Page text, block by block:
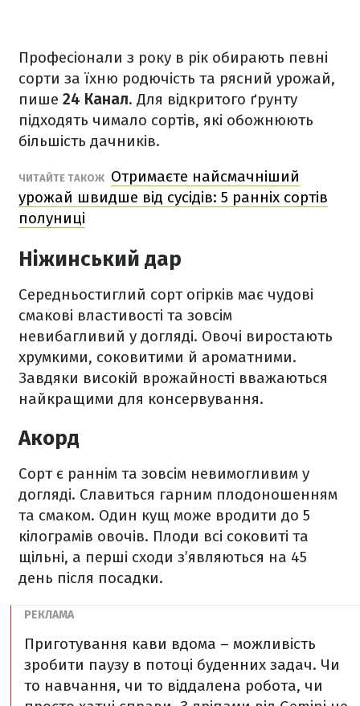
Професіонали з року в рік обирають певні
сорти за їхню родючість та рясний урожай,
пише 24 Канал. Для відкритого ґрунту
підходять чимало сортів, які обожнюють
більшість дачників.
ЧИТАЙТЕ ТАКОЖ Отримаєте найсмачніший
урожай швидше від сусідів: 5 ранніх сортів
полуниці
Ніжинський дар
Середньостиглий сорт огірків має чудові
смакові властивості та зовсім
невибагливий у догляді. Овочі виростають
хрумкими, соковитими й ароматними.
Завдяки високій врожайності вважаються
найкращими для консервування.
Акорд
Сорт є раннім та зовсім невимогливим у
догляді. Славиться гарним плодоношенням
та смаком. Один кущ може вродити до 5
кілограмів овочів. Плоди всі соковиті та
щільні, а перші сходи з’являються на 45
день після посадки.
Приготування кави вдома – можливість
зробити паузу в потоці буденних задач. Чи
то навчання, чи то віддалена робота, чи